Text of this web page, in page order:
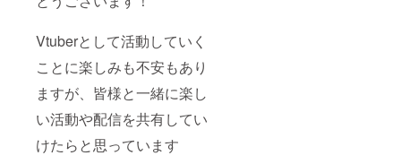
Vtuberとして活動していく
ことに楽しみも不安もあり
ますが、皆様と一緒に楽し
い活動や配信を共有してい
けたらと思っています